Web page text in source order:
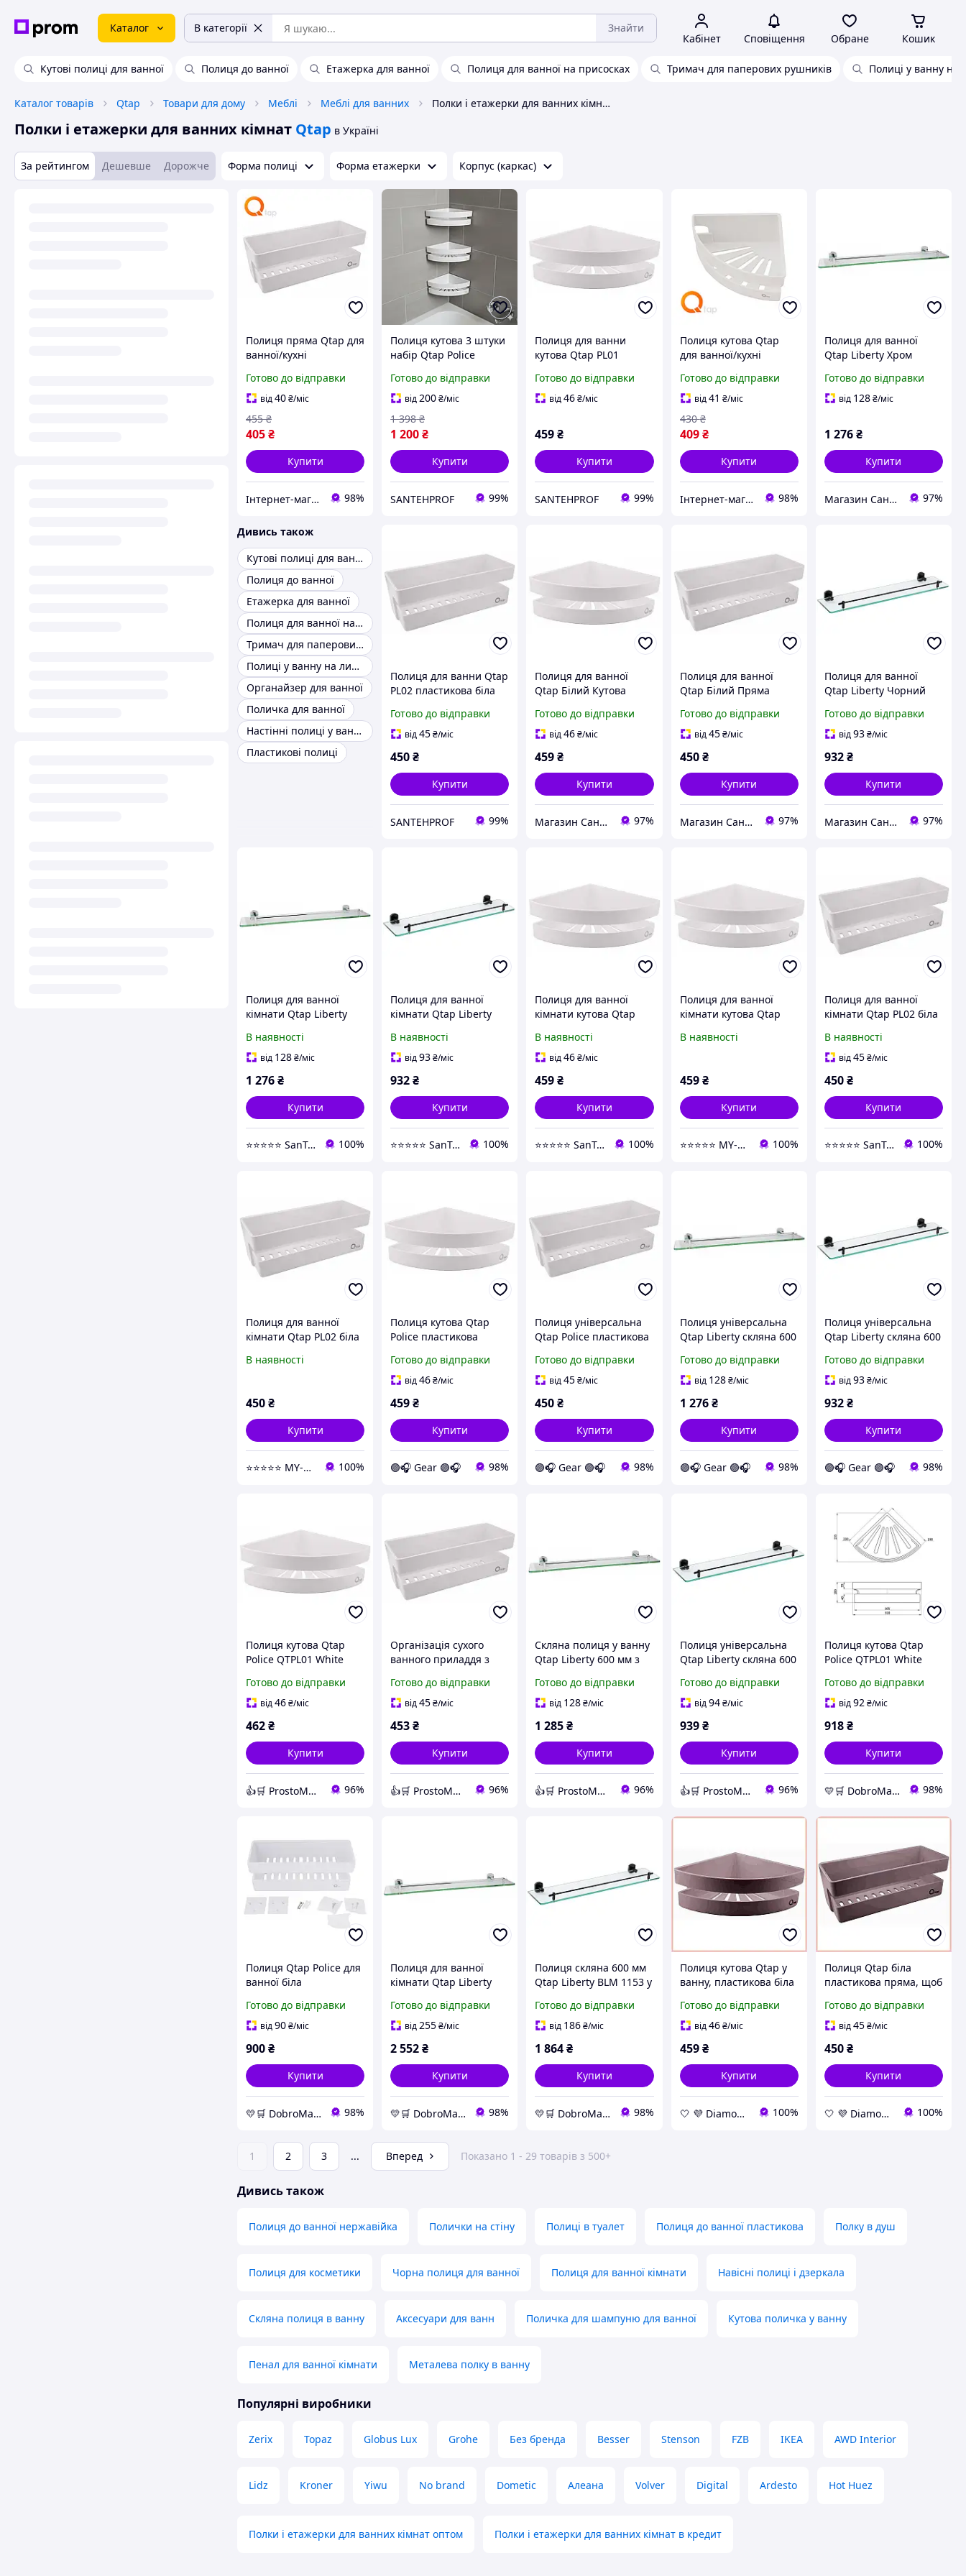
Каталог В категорії Знайти
Кабінет Сповіщення Обране Кошик
Кутові полиці для ванної Полиця до ванної Етажерка для ванної Полиця для ванної на присосках Тримач для паперових рушників Полиці у ванну на
Каталог товарів Qtap Товари для дому Меблі Меблі для ванних Полки і етажерки для ванних кімнат Qtap
Полки і етажерки для ванних кімнат Qtap в Україні
За рейтингом Дешевше Дорожче Форма полиці Форма етажерки Корпус (каркас)
Полиця пряма Qtap для
ванної/кухні
швидкознімна PL02
біла
Готово до відправки
від40₴/міс
405₴
455 ₴
Купити
Інтернет-магазин «AquaComfort» ФОП Муха Є. Л. 98%
Полиця кутова 3 штуки
набір Qtap Police
White
Готово до відправки
від200₴/міс
1 200₴
1 398 ₴
Купити
SANTEHPROF 99%
Полиця для ванни
кутова Qtap PL01
(QTPL01)
Готово до відправки
від46₴/міс
459₴
Купити
SANTEHPROF 99%
Полиця кутова Qtap
для ванної/кухні
швидкознімна QTPL01
біла
Готово до відправки
від41 ₴/міс
409 ₴
430 ₴
Купити
Інтернет-магазин «AquaComfort» ФОП Муха Є. Л. 98%
Полиця для ванної
Qtap Liberty Хром
(QTLIBCRM1153)
Готово до відправки
від 128₴/міс
1 276₴
Купити
Магазин Сантехнік 97%
Дивись також
Кутові полиці для ванної
Полиця до ванної
Етажерка для ванної
Полиця для ванної на присосках
Тримач для паперових рушників
Полиці у ванну на липучках
Органайзер для ванної
Поличка для ванної
Настінні полиці у ванну кімнату
Пластикові полиці
Полиця для ванни Qtap
PL02 пластикова біла
Готово до відправки
від45₴/міс
450₴
Купити
SANTEHPROF 99%
Полиця для ванної
Qtap Білий Кутова
Готово до відправки
від46₴/міс
459₴
Купити
Магазин Сантехнік 97%
Полиця для ванної
Qtap Білий Пряма
Готово до відправки
від45 ₴/міс
450 ₴
Купити
Магазин Сантехнік 97%
Полиця для ванної
Qtap Liberty Чорний
(QTLIBBLM1153)
Готово до відправки
від93₴/міс
932₴
Купити
Магазин Сантехнік 97%
Полиця для ванної
кімнати Qtap Liberty
В наявності
від 128₴/міс
1 276₴
Купити
⭐⭐⭐⭐⭐ SanTec 100%
Полиця для ванної
кімнати Qtap Liberty
В наявності
від93₴/міс
932₴
Купити
⭐⭐⭐⭐⭐ SanTec 100%
Полиця для ванної
кімнати кутова Qtap
В наявності
від46₴/міс
459₴
Купити
⭐⭐⭐⭐⭐ SanTec 100%
Полиця для ванної
кімнати кутова Qtap
В наявності
459 ₴
Купити
⭐⭐⭐⭐⭐ MY-HOME 100%
Полиця для ванної
кімнати Qtap PL02 біла
В наявності
від45₴/міс
450₴
Купити
⭐⭐⭐⭐⭐ SanTec 100%
Полиця для ванної
кімнати Qtap PL02 біла
В наявності
450₴
Купити
⭐⭐⭐⭐⭐ MY-HOME 100%
Полиця кутова Qtap
Police пластикова
Готово до відправки
від46₴/міс
459₴
Купити
🟣🎧 Gear 🟣🎧 98%
Полиця універсальна
Qtap Police пластикова
Готово до відправки
від45₴/міс
450₴
Купити
🟣🎧 Gear 🟣🎧 98%
Полиця універсальна
Qtap Liberty скляна 600
Chrome
Готово до відправки
від 128 ₴/міс
1 276 ₴
Купити
🟣🎧 Gear 🟣🎧 98%
Полиця універсальна
Qtap Liberty скляна 600
Готово до відправки
від93₴/міс
932₴
Купити
🟣🎧 Gear 🟣🎧 98%
Полиця кутова Qtap
Police QTPL01 White
швидкознімна настінна
для ванної та душової
Готово до відправки
від46₴/міс
462₴
Купити
👍🛒 ProstoMarket 👍🛒 мережа інтернет магазинів 96%
Організація сухого
ванного приладдя з
полицею Qtap Police на
липкому трафареті
Готово до відправки
від45₴/міс
453₴
Купити
👍🛒 ProstoMarket 👍🛒 мережа інтернет магазинів 96%
Скляна полиця у ванну
Qtap Liberty 600 мм з
засобів гігієни від
падіння та відколів.
Готово до відправки
від 128₴/міс
1 285₴
Купити
👍🛒 ProstoMarket 👍🛒 мережа інтернет магазинів 96%
Полиця універсальна
Qtap Liberty скляна 600
Готово до відправки
від94 ₴/міс
939 ₴
Купити
👍🛒 ProstoMarket 👍🛒 мережа інтернет магазинів 96%
Полиця кутова Qtap
Police QTPL01 White
швидкознімна в
душову на стіну біла
Готово до відправки
від92₴/міс
918₴
Купити
💛🛒 DobroMarket 💛🛒 мережа інтернет-магазинів 98%
Полиця Qtap Police для
ванної біла
пластикова на
липучках і шурупах
Готово до відправки
від90₴/міс
900₴
Купити
💛🛒 DobroMarket 💛🛒 мережа інтернет-магазинів 98%
Полиця для ванної
кімнати Qtap Liberty
бортиком під дзеркало
хром на прихованому
Готово до відправки
від255₴/міс
2 552₴
Купити
💛🛒 DobroMarket 💛🛒 мережа інтернет-магазинів 98%
Полиця скляна 600 мм
Qtap Liberty BLM 1153 у
чорна з бортиком із
латуні преміум
Готово до відправки
від 186₴/міс
1 864₴
Купити
💛🛒 DobroMarket 💛🛒 мережа інтернет-магазинів 98%
Полиця кутова Qtap у
ванну, пластикова біла
швидкознімна, решітка
для душу зі зливом
Готово до відправки
від46 ₴/міс
459 ₴
Купити
🤍 💜 Diamond 🤍 💜 100%
Полиця Qtap біла
пластикова пряма, щоб
сухими, швидкознімна
для легкого догляду
Готово до відправки
від45₴/міс
450₴
Купити
🤍 💜 Diamond 🤍 💜 100%
1 2 3 ... Вперед Показано 1 - 29 товарів з 500+
Дивись також
Полиця до ванної нержавійка Полички на стіну Полиці в туалет Полиця до ванної пластикова Полку в душ
Полиця для косметики Чорна полиця для ванної Полиця для ванної кімнати Навісні полиці і дзеркала
Скляна полиця в ванну Аксесуари для ванн Поличка для шампуню для ванної Кутова поличка у ванну
Пенал для ванної кімнати Металева полку в ванну
Популярні виробники
Zerix Topaz Globus Lux Grohe Без бренда Besser Stenson FZB IKEA AWD Interior
Lidz Kroner Yiwu No brand Dometic Алеана Volver Digital Ardesto Hot Huez
Полки і етажерки для ванних кімнат оптом Полки і етажерки для ванних кімнат в кредит